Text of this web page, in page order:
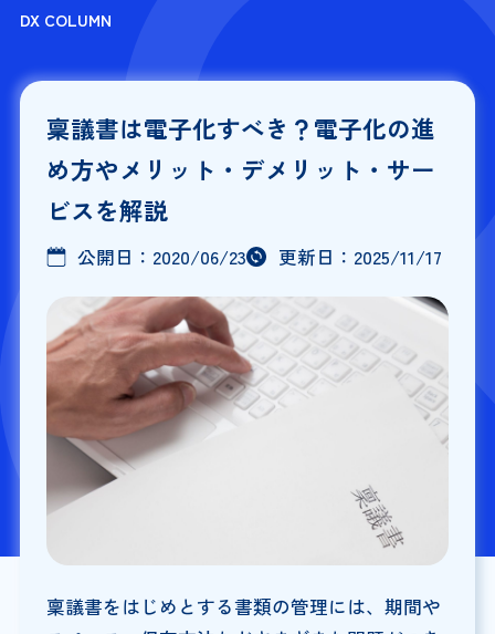
DX COLUMN
稟議書は電子化すべき？電子化の進
め方やメリット・デメリット・サー
ビスを解説
公開日： 2020/06/23 更新日： 2025/11/17
稟議書をはじめとする書類の管理には、期間や